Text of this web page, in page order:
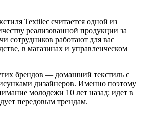
Textileс считается одной из
реализованной продукции за
сотрудников работают для вас
в магазинах и управленческом
брендов — домашний текстиль с
дизайнеров. Именно поэтому
молодежи 10 лет назад: идет в
передовым трендам.